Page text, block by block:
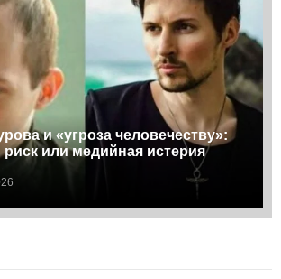
и «угроза человечеству»:
или медийная истерия